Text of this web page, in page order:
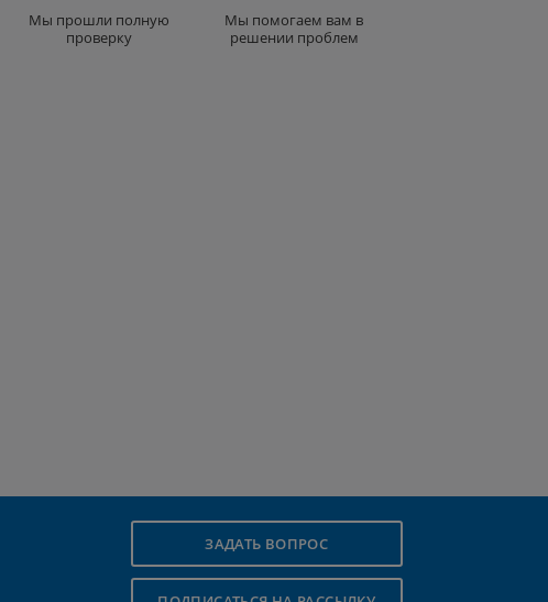
Мы прошли полную
проверку
Мы помогаем вам в
решении проблем
ЗАДАТЬ ВОПРОС